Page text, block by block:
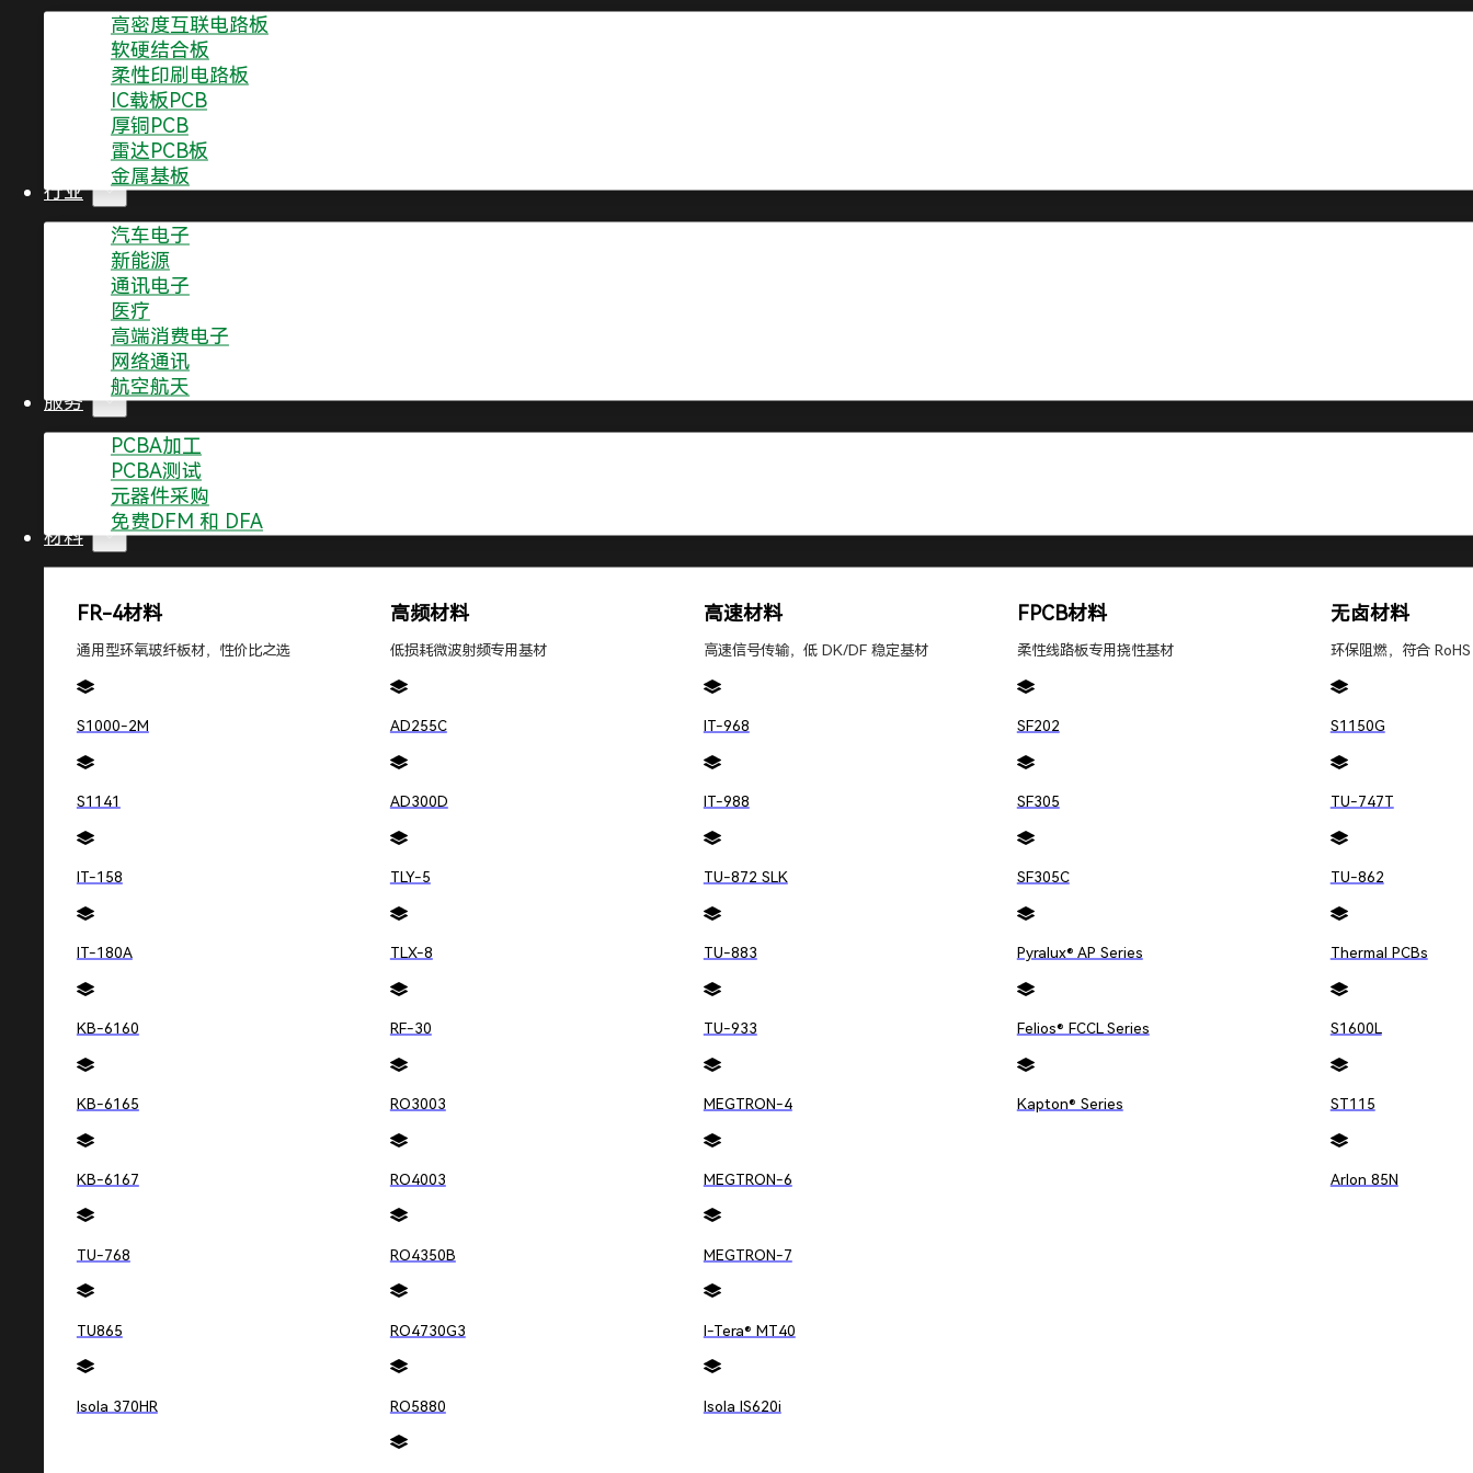
高密度互联电路板
软硬结合板
柔性印刷电路板
IC载板PCB
厚铜PCB
雷达PCB板
金属基板
行业
汽车电子
新能源
通讯电子
医疗
高端消费电子
网络通讯
航空航天
服务
PCBA加工
PCBA测试
元器件采购
免费DFM 和 DFA
材料
FR-4材料
通用型环氧玻纤板材，性价比之选
S1000-2M
S1141
IT-158
IT-180A
KB-6160
KB-6165
KB-6167
TU-768
TU865
Isola 370HR
高频材料
低损耗微波射频专用基材
AD255C
AD300D
TLY-5
TLX-8
RF-30
RO3003
RO4003
RO4350B
RO4730G3
RO5880
高速材料
高速信号传输，低 DK/DF 稳定基材
IT-968
IT-988
TU-872 SLK
TU-883
TU-933
MEGTRON-4
MEGTRON-6
MEGTRON-7
I-Tera® MT40
Isola IS620i
FPCB材料
柔性线路板专用挠性基材
SF202
SF305
SF305C
Pyralux® AP Series
Felios® FCCL Series
Kapton® Series
无卤材料
环保阻燃，符合
S1150G
TU-747T
TU-862
Thermal PCBs
S1600L
ST115
Arlon 85N
0755-2321 4901
ISO 9001 质量管理体系认证 | ISO 14001 环境管理体系认证 | IATF 16949 汽车行业质量管理体系认证 | ISO 13485 医疗器械质量管理体系认
产品
高密度互联电路板
高频线路板
IC载板PCB
软硬结合板
社会责任
深圳敬鹏电子有限公司 © 2025 粤ICP备2020137827号Design by
立即咨询合作
无论您需要快速打样、批量生产，还是定制化设计方案，敬鹏电子均能以专业能力响应需求。
删除